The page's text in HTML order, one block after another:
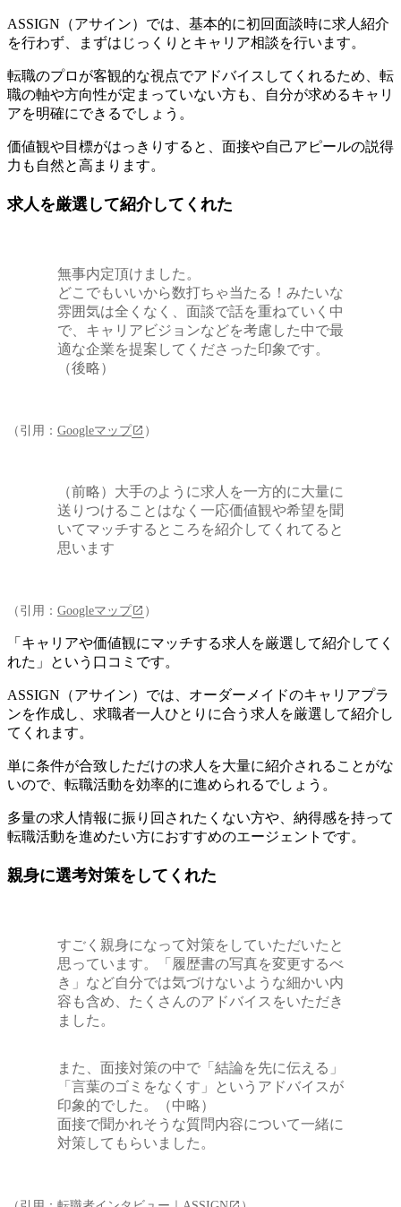
ASSIGN（アサイン）では、 基本的に初回面談時に求人紹介
を行わず、まずはじっくりとキャリア相談を行います。
転職のプロが客観的な視点でアドバイスしてくれるため、転
職の軸や方向性が定まっていない方も、自分が求めるキャリ
アを明確にできるでしょう。
価値観や目標がはっきりすると、面接や自己アピールの説得
力も自然と高まります。
求人を厳選して紹介してくれた
無事内定頂けました。
どこでもいいから数打ちゃ当たる！みたいな
雰囲気は全くなく、面談で話を重ねていく中
で、キャリアビジョンなどを考慮した中で最
適な企業を提案してくださった印象です。
（後略）
（引用： Googleマップ ）
（前略）大手のように求人を一方的に大量に
送りつけることはなく一応価値観や希望を聞
いてマッチするところを紹介してくれてると
思います
（引用： Googleマップ ）
「キャリアや価値観にマッチする求人を厳選して紹介してく
れた」という口コミです。
ASSIGN（アサイン）では、 オーダーメイドのキャリアプラ
ンを作成し、求職者一人ひとりに合う求人を厳選して紹介し
てくれます。
単に条件が合致しただけの求人を大量に紹介されることがな
いので、転職活動を効率的に進められるでしょう。
多量の求人情報に振り回されたくない方や、納得感を持って
転職活動を進めたい方におすすめのエージェントです。
親身に選考対策をしてくれた
すごく親身になって対策をしていただいたと
思っています。「履歴書の写真を変更するべ
き」など自分では気づけないような細かい内
容も含め、たくさんのアドバイスをいただき
ました。
また、面接対策の中で「結論を先に伝える」
「言葉のゴミをなくす」というアドバイスが
印象的でした。（中略）
面接で聞かれそうな質問内容について一緒に
対策してもらいました。